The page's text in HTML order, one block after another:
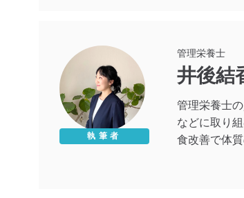
執筆者
管理栄養士
井後結
管理栄養士
などに取り
食改善で体